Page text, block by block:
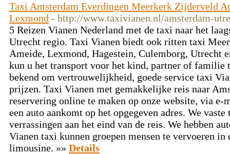
Taxi Amsterdam Everdingen Meerkerk Zijderveld
Lexmond - http://www.taxivianen.nl/amsterdam-
5 Reizen Vianen Nederland met de taxi naar het
Utrecht regio. Taxi Vianen biedt ook ritten taxi
Ameide, Lexmond, Hagestein, Culemborg, Utrecht
kun u het transport voor het kind, partner of familie
bekend om vertrouwelijkheid, goede service taxi
prijzen. Taxi Vianen met gemakkelijke reis naar
reservering online te maken op onze website, via
een auto aankomt op het opgegeven adres. We
verrassingen aan het eind van de reis. We hebben
Vianen taxi kunnen groepen mensen te vervoeren
limousine. »» Details